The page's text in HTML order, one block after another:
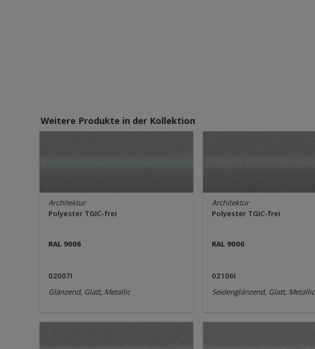
Weitere Produkte in der Kollektion
Architektur
Polyester TGIC-frei
RAL 9006
02007I
Glänzend, Glatt, Metallic
Architektur
Polyester TGIC-frei
RAL 9006
02106I
Seidenglänzend, Glatt, Metallic